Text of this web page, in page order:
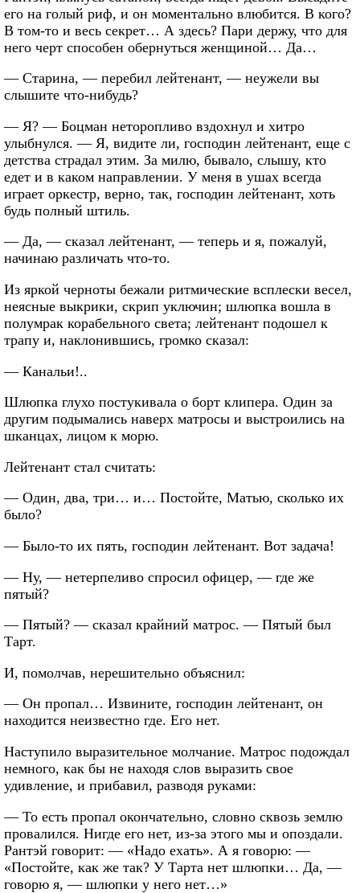
его на голый риф, и он моментально влюбится. В кого?
В том-то и весь секрет… А здесь? Пари держу, что для
него черт способен обернуться женщиной… Да…
— Старина, — перебил лейтенант, — неужели вы
слышите что-нибудь?
— Я? — Боцман неторопливо вздохнул и хитро
улыбнулся. — Я, видите ли, господин лейтенант, еще с
детства страдал этим. За милю, бывало, слышу, кто
едет и в каком направлении. У меня в ушах всегда
играет оркестр, верно, так, господин лейтенант, хоть
будь полный штиль.
— Да, — сказал лейтенант, — теперь и я, пожалуй,
начинаю различать что-то.
Из яркой черноты бежали ритмические всплески весел,
неясные выкрики, скрип уключин; шлюпка вошла в
полумрак корабельного света; лейтенант подошел к
трапу и, наклонившись, громко сказал:
— Канальи!..
Шлюпка глухо постукивала о борт клипера. Один за
другим подымались наверх матросы и выстроились на
шканцах, лицом к морю.
Лейтенант стал считать:
— Один, два, три… и… Постойте, Матью, сколько их
было?
— Было-то их пять, господин лейтенант. Вот задача!
— Ну, — нетерпеливо спросил офицер, — где же
пятый?
— Пятый? — сказал крайний матрос. — Пятый был
Тарт.
И, помолчав, нерешительно объяснил:
— Он пропал… Извините, господин лейтенант, он
находится неизвестно где. Его нет.
Наступило выразительное молчание. Матрос подождал
немного, как бы не находя слов выразить свое
удивление, и прибавил, разводя руками:
— То есть пропал окончательно, словно сквозь землю
провалился. Нигде его нет, из-за этого мы и опоздали.
Рантэй говорит: — «Надо ехать». А я говорю: —
«Постойте, как же так? У Тарта нет шлюпки… Да, —
говорю я, — шлюпки у него нет…»